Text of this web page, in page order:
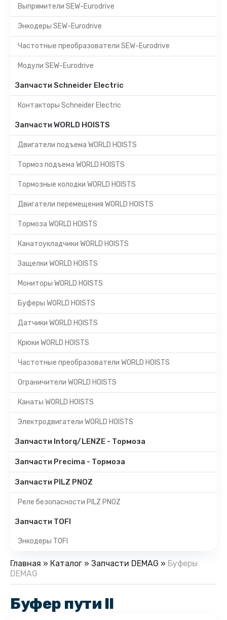
Выпрямители SEW-Eurodrive
Энкодеры SEW-Eurodrive
Частотные преобразователи SEW-Eurodrive
Модули SEW-Eurodrive
Запчасти Schneider Electric
Контакторы Schneider Electric
Запчасти WORLD HOISTS
Двигатели подъема WORLD HOISTS
Тормоз подъема WORLD HOISTS
Тормозные колодки WORLD HOISTS
Двигатели перемещения WORLD HOISTS
Тормоза WORLD HOISTS
Канатоукладчики WORLD HOISTS
Защелки WORLD HOISTS
Мониторы WORLD HOISTS
Буферы WORLD HOISTS
Датчики WORLD HOISTS
Крюки WORLD HOISTS
Частотные преобразователи WORLD HOISTS
Ограничители WORLD HOISTS
Канаты WORLD HOISTS
Электродвигатели WORLD HOISTS
Запчасти Intorq/LENZE - Тормоза
Запчасти Precima - Тормоза
Запчасти PILZ PNOZ
Реле безопасности PILZ PNOZ
Запчасти TOFI
Энкодеры TOFI
Главная » Каталог » Запчасти DEMAG » Буферы
DEMAG
Буфер пути II